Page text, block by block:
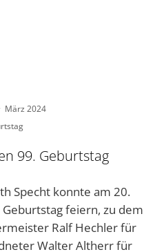
März 2024
99. Geburtstag
Specht konnte am 20.
feiern, zu dem
Ralf Hechler für
Walter Altherr für